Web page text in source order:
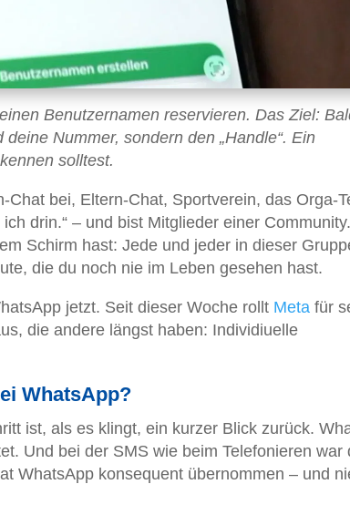
einen Benutzernamen reservieren. Das Ziel:
Nummer, sondern den „Handle“. Ein
solltest.
bei, Eltern-Chat, Sportverein, das Orga-
drin.“ – und bist Mitglieder einer
Schirm hast: Jede und jeder in dieser
die du noch nie im Leben gesehen hast.
jetzt. Seit dieser Woche rollt Meta für
die andere längst haben: Individiuelle
WhatsApp?
ist, als es klingt, ein kurzer Blick zurück.
Und bei der SMS wie beim Telefonieren war
WhatsApp konsequent übernommen – und